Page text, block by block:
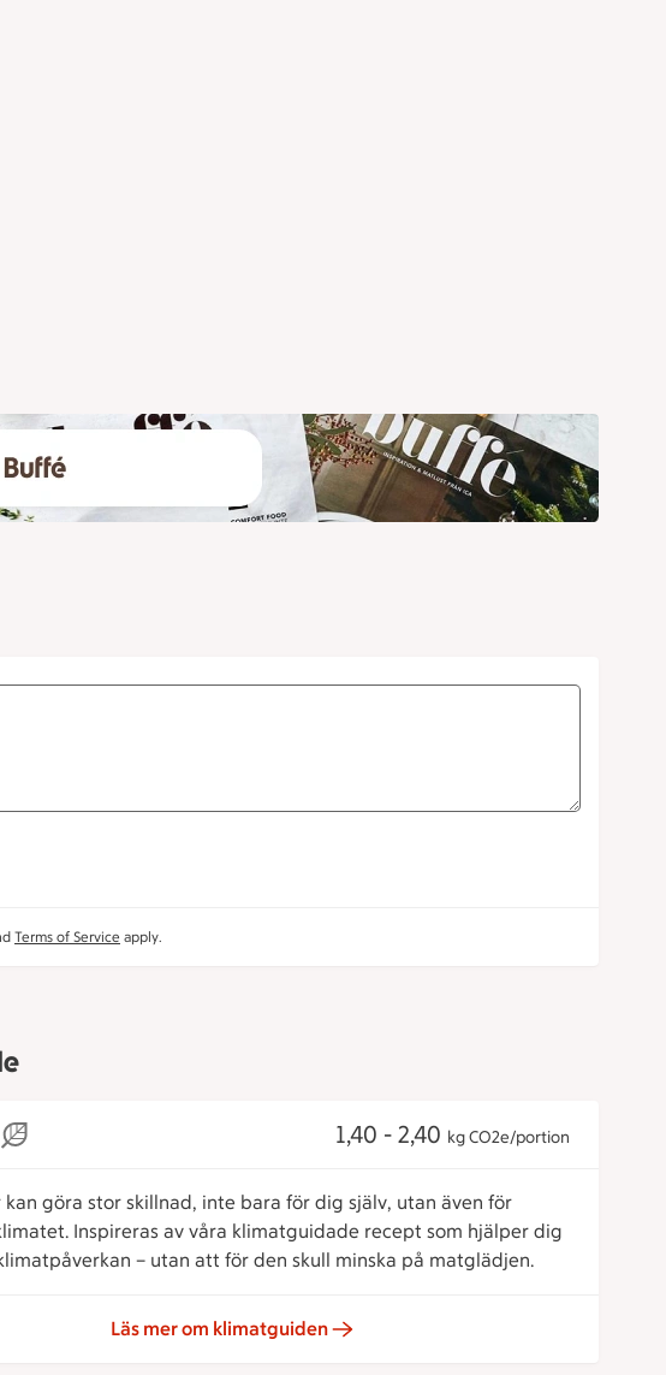
Terms of Service apply.
1,40 - 2,40 kg CO2e/portion
kan göra stor skillnad, inte bara för dig själv, utan även för
Inspireras av våra klimatguidade recept som hjälper dig
– utan att för den skull minska på matglädjen.
Läs mer om klimatguiden